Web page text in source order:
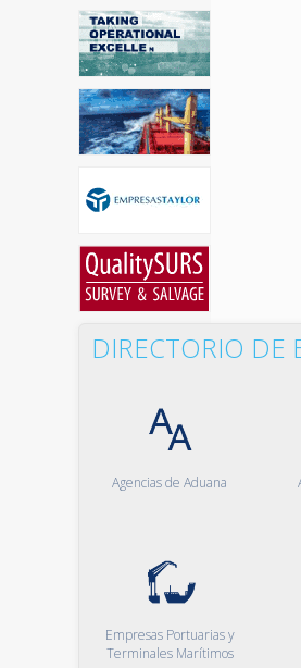
DIRECTORIO DE
Agencias de Aduana
Empresas Portuarias y
Terminales Marítimos